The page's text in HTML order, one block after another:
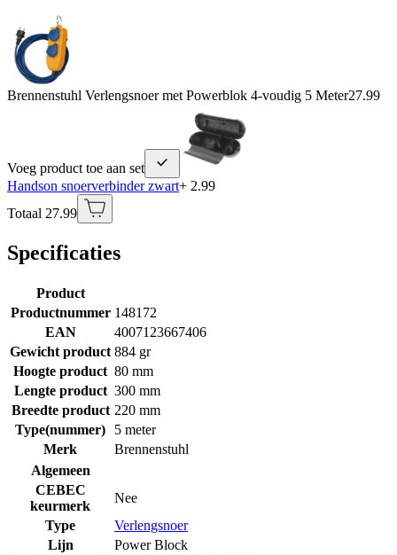
Brennenstuhl Verlengsnoer met Powerblok 4-voudig 5 Meter27.99
Voeg product toe aan set
Handson snoerverbinder zwart+ 2.99
Totaal 27.99
Specificaties
Product
Productnummer 148172
EAN
4007123667406
Gewicht product 884 gr
Hoogte product 80 mm
Lengte product 300 mm
Breedte product 220 mm
Type(nummer)
5 meter
Merk
Brennenstuhl
Algemeen
CEBEC
keurmerk
Nee
Type
Verlengsnoer
Lijn
Power Block